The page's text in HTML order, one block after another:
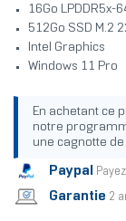
16Go LPDDR5x-
512Go SSD M.2
Intel Graphics
Windows 11 Pro
En achetant ce
notre
une cagnotte de
Paypal
Garantie 2